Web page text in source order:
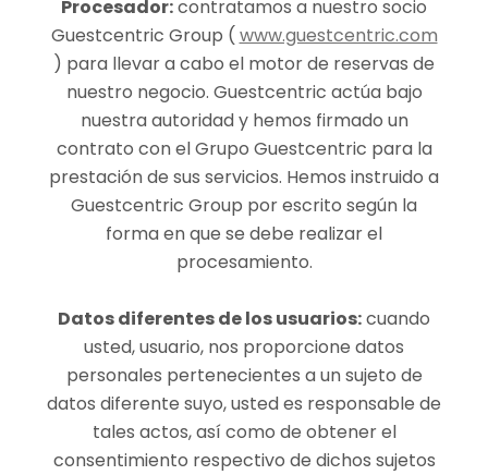
Procesador:contratamos a nuestro socio
Guestcentric Group ( www.guestcentric.com
) para llevar a cabo el motor de reservas de
nuestro negocio. Guestcentric actúa bajo
nuestra autoridad y hemos firmado un
contrato con el Grupo Guestcentric para la
prestación de sus servicios. Hemos instruido a
Guestcentric Group por escrito según la
forma en que se debe realizar el
procesamiento.
Datos diferentes de los usuarios:cuando
usted, usuario, nos proporcione datos
personales pertenecientes a un sujeto de
datos diferente suyo, usted es responsable de
tales actos, así como de obtener el
consentimiento respectivo de dichos sujetos